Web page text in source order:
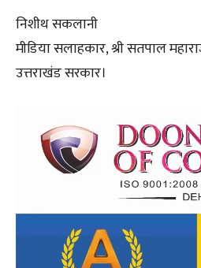
निशीथ सकलानी
मीडिया सलाहकार, श्री सतपाल
उत्तराखंड सरकार।